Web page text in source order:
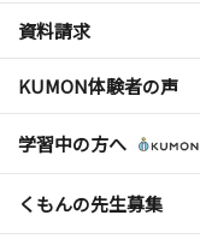
資料請求
KUMON体験者の声
学習中の方へ
くもんの先生募集